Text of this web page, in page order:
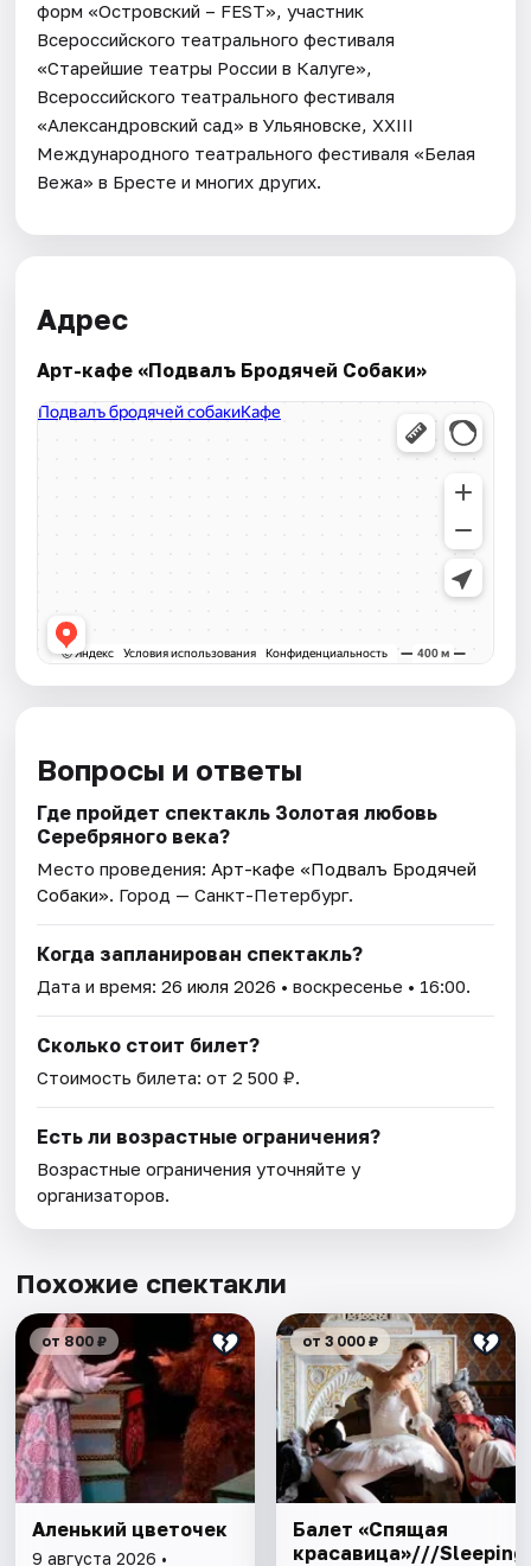
форм «Островский – FEST», участник
Всероссийского театрального фестиваля
«Старейшие театры России в Калуге»,
Всероссийского театрального фестиваля
«Александровский сад» в Ульяновске, XXIII
Международного театрального фестиваля «Белая
Вежа» в Бресте и многих других.
Адрес
Арт-кафе «Подвалъ Бродячей Собаки»
Вопросы и ответы
Где пройдет спектакль Золотая любовь
Серебряного века?
Место проведения:Арт-кафе «Подвалъ Бродячей
Собаки». Город — Санкт-Петербург.
Когда запланирован спектакль?
Дата и время:26 июля 2026 • воскресенье • 16:00.
Сколько стоит билет?
Стоимость билета: от 2 500 ₽.
Есть ли возрастные ограничения?
Возрастные ограничения уточняйте у
организаторов.
Похожие спектакли
от 800 ₽
Аленький цветочек
9 августа 2026 •
от 3 000 ₽
Балет «Спящая
красавица»///Sleeping